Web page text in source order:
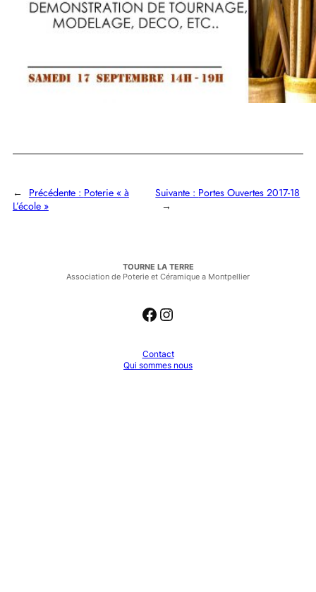
← Précédente : Poterie « à
L’école »
Suivante : Portes Ouvertes 2017-18
→
TOURNE LA TERRE
Association de Poterie et Céramique a Montpellier
Facebook Instagram
Contact
Qui sommes nous